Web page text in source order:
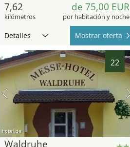
7,62
kilómetros
de 75,00 EUR
por habitación y noche
Detalles Mostrar oferta
22
hotel.de
Waldruhe